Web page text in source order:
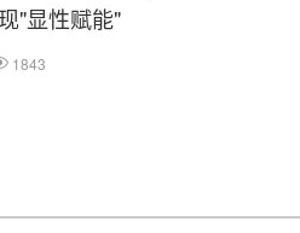
"显性赋能"
1843